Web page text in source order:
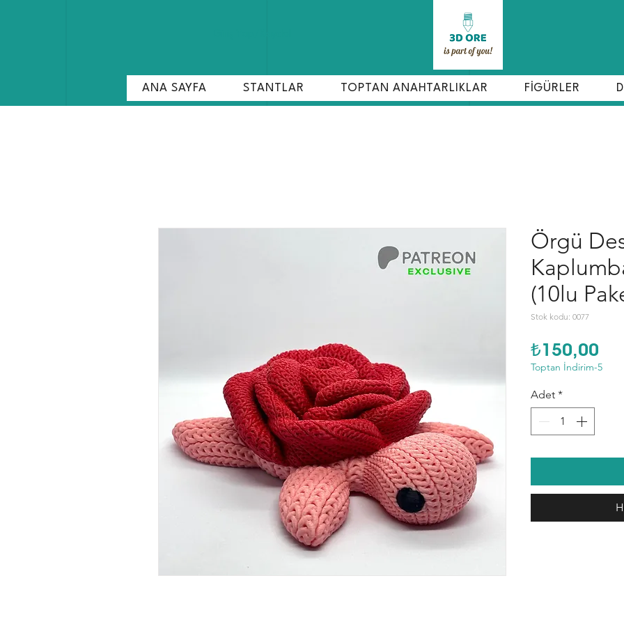
ANA SAYFA STANTLAR TOPTAN ANAHTARLIKLAR FİGÜRLER
Örgü
(10lu
Stok kodu: 0077
₺150,00
Toptan İndirim-5
Adet *